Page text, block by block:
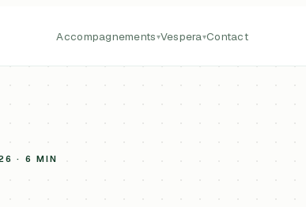
Accompagnements▾Vespera▾Contact
· 6 MIN